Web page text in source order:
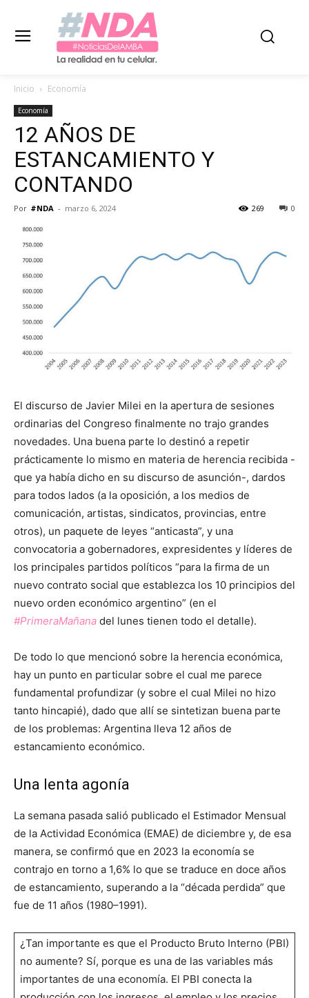
Inicio Economía
Economía
12 AÑOS DE
ESTANCAMIENTO Y
CONTANDO
Por #NDA - marzo 6, 2024 0
269
El discurso de Javier Milei en la apertura de sesiones
ordinarias del Congreso finalmente no trajo grandes
novedades. Una buena parte lo destinó a repetir
prácticamente lo mismo en materia de herencia recibida -
que ya había dicho en su discurso de asunción-, dardos
para todos lados (a la oposición, a los medios de
comunicación, artistas, sindicatos, provincias, entre
otros), un paquete de leyes “anticasta”, y una
convocatoria a gobernadores, expresidentes y líderes de
los principales partidos políticos “para la firma de un
nuevo contrato social que establezca los 10 principios del
nuevo orden económico argentino” (en el
#PrimeraMañana del lunes tienen todo el detalle).
De todo lo que mencionó sobre la herencia económica,
hay un punto en particular sobre el cual me parece
fundamental profundizar (y sobre el cual Milei no hizo
tanto hincapié), dado que allí se sintetizan buena parte
de los problemas: Argentina lleva 12 años de
estancamiento económico.
Una lenta agonía
La semana pasada salió publicado el Estimador Mensual
de la Actividad Económica (EMAE) de diciembre y, de esa
manera, se confirmó que en 2023 la economía se
contrajo en torno a 1,6% lo que se traduce en doce años
de estancamiento, superando a la “década perdida” que
fue de 11 años (1980–1991).
¿Tan importante es que el Producto Bruto Interno (PBI)
no aumente? Sí, porque es una de las variables más
importantes de una economía. El PBI conecta la